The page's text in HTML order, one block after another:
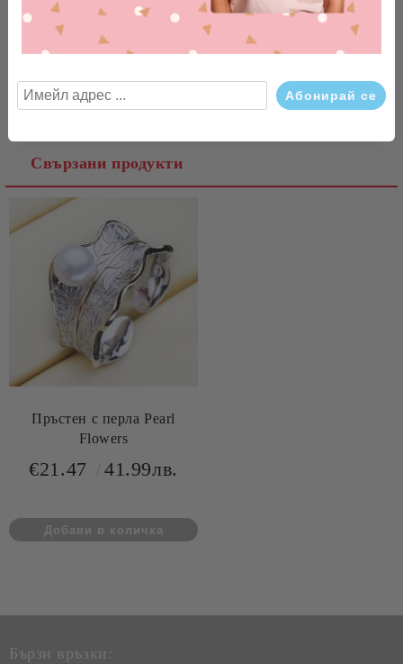
Съгласен съм с Политиката за лични данни
Ние ще се свържем с вас в рамките на работния ден.
Сподели Tweet
Оцени продукта
Свързани продукти
Пръстен с перла Pearl
Flowers
€21.47 41.99лв.
Бързи връзки: